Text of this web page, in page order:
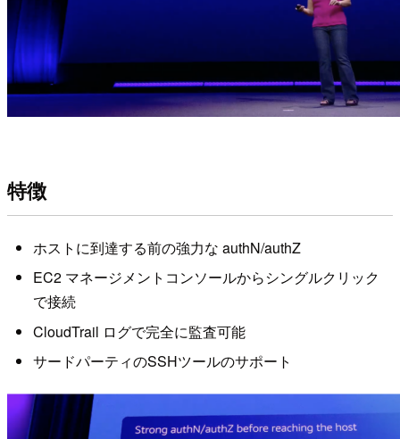
特徴
ホストに到達する前の強力な authN/authZ
EC2 マネージメントコンソールからシングルクリック
で接続
CloudTrail ログで完全に監査可能
サードパーティのSSHツールのサポート